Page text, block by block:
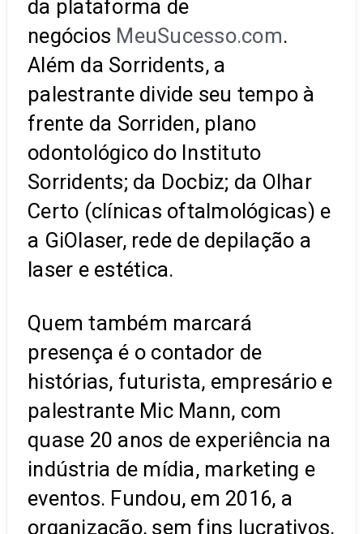
da plataforma de
negócios MeuSucesso.com.
Além da Sorridents, a
palestrante divide seu tempo à
frente da Sorriden, plano
odontológico do Instituto
Sorridents; da Docbiz; da Olhar
Certo (clínicas oftalmológicas) e
a GiOlaser, rede de depilação a
laser e estética.
Quem também marcará
presença é o contador de
histórias, futurista, empresário e
palestrante Mic Mann, com
quase 20 anos de experiência na
indústria de mídia, marketing e
eventos. Fundou, em 2016, a
organização, sem fins lucrativos,